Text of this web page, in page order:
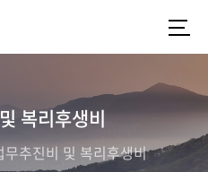
복리후생비
무추진비 및 복리후생비